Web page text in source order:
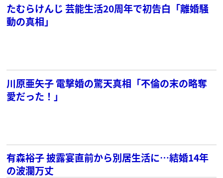
たむらけんじ 芸能生活20周年で初告白「離婚騒
動の真相」
川原亜矢子 電撃婚の驚天真相「不倫の末の略奪
愛だった！」
有森裕子 披露宴直前から別居生活に…結婚14年
の波瀾万丈